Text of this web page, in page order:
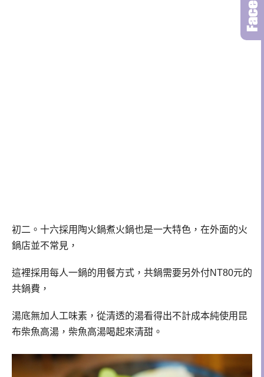
初二。十六採用陶火鍋煮火鍋也是一大特色，在外面的火
鍋店並不常見，
這裡採用每人一鍋的用餐方式，共鍋需要另外付NT80元的
共鍋費，
湯底無加人工味素，從清透的湯看得出不計成本純使用昆
布柴魚高湯，柴魚高湯喝起來清甜。